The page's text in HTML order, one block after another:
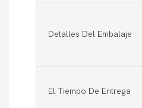
Detalles Del Embalaje
El Tiempo De Entrega